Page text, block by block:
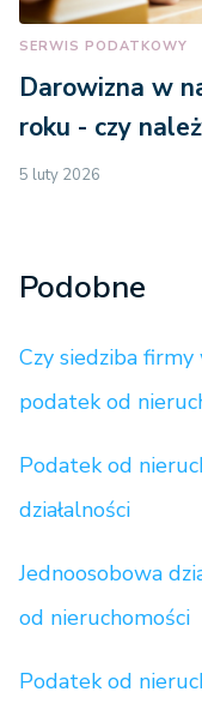
SERWIS PODATKOWY
Darowizna w
roku - czy
5 luty 2026
Podobne
Czy siedziba
podatek od
Podatek od
działalności
Jednoosobowa
od nieruchomości
Podatek od